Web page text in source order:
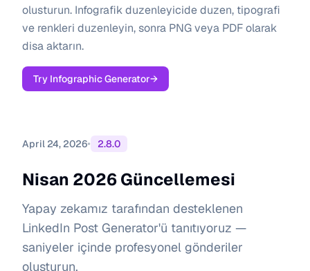
olusturun. Infografik duzenleyicide duzen, tipografi
ve renkleri duzenleyin, sonra PNG veya PDF olarak
disa aktarın.
Try Infographic Generator→
April 24, 2026• 2.8.0
Nisan 2026 Güncellemesi
Yapay zekamız tarafından desteklenen
LinkedIn Post Generator'ü tanıtıyoruz —
saniyeler içinde profesyonel gönderiler
oluşturun.